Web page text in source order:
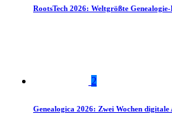
RootsTech 2026: Weltgrößte
2
Genealogica 2026: Zwei Wochen